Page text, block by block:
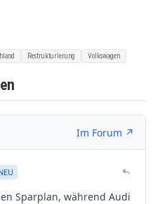
Restrukturierung Volkswagen